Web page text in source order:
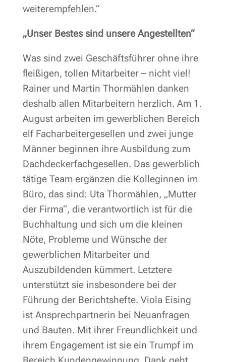
weiterempfehlen.“
„Unser Bestes sind unsere Angestellten“
Was sind zwei Geschäftsführer ohne ihre
fleißigen, tollen Mitarbeiter – nicht viel!
Rainer und Martin Thormählen danken
deshalb allen Mitarbeitern herzlich. Am 1.
August arbeiten im gewerblichen Bereich
elf Facharbeitergesellen und zwei junge
Männer beginnen ihre Ausbildung zum
Dachdeckerfachgesellen. Das gewerblich
tätige Team ergänzen die Kolleginnen im
Büro, das sind: Uta Thormählen, „Mutter
der Firma“, die verantwortlich ist für die
Buchhaltung und sich um die kleinen
Nöte, Probleme und Wünsche der
gewerblichen Mitarbeiter und
Auszubildenden kümmert. Letztere
unterstützt sie insbesondere bei der
Führung der Berichtshefte. Viola Eising
ist Ansprechpartnerin bei Neuanfragen
und Bauten. Mit ihrer Freundlichkeit und
ihrem Engagement ist sie ein Trumpf im